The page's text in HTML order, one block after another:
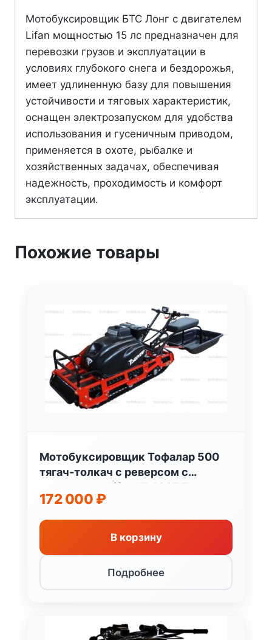
электрозапуском
белый
Россия
Мотобуксировщик БТС Лонг с двигателем
Lifan мощностью 15 лс предназначен для
перевозки грузов и эксплуатации в
условиях глубокого снега и бездорожья,
имеет удлиненную базу для повышения
устойчивости и тяговых характеристик,
оснащен электрозапуском для удобства
использования и гусеничным приводом,
применяется в охоте, рыбалке и
хозяйственных задачах, обеспечивая
надежность, проходимость и комфорт
эксплуатации.
Похожие товары
Мотобуксировщик Тофалар 500
тягач-толкач с реверсом с
двигателем Lifan KP460E Тофалар
Россия
172 000 ₽
В корзину
Подробнее